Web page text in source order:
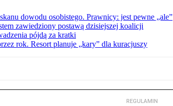
dowodu osobistego. Prawnicy: jest pewne „ale”
zawiedziony postawą dzisiejszej koalicji
pójdą za kratki
rok. Resort planuje „kary” dla kuracjuszy
REGULAMIN